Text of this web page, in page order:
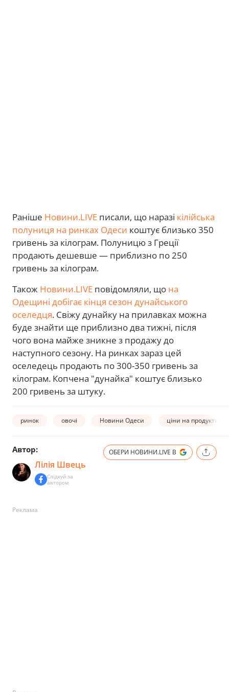
Раніше Новини.LIVE писали, що наразі кілійська
полуниця на ринках Одеси коштує близько 350
гривень за кілограм. Полуницю з Греції
продають дешевше — приблизно по 250
гривень за кілограм.
Також Новини.LIVE повідомляли, що на
Одещині добігає кінця сезон дунайського
оселедця. Свіжу дунайку на прилавках можна
буде знайти ще приблизно два тижні, після
чого вона майже зникне з продажу до
наступного сезону. На ринках зараз цей
оселедець продають по 300-350 гривень за
кілограм. Копчена "дунайка" коштує близько
200 гривень за штуку.
ринок овочі Новини Одеси ціни на продукти
Автор:
Лілія Швець
Слідкуй за
автором
ОБЕРИ НОВИНИ.LIVE В
Реклама